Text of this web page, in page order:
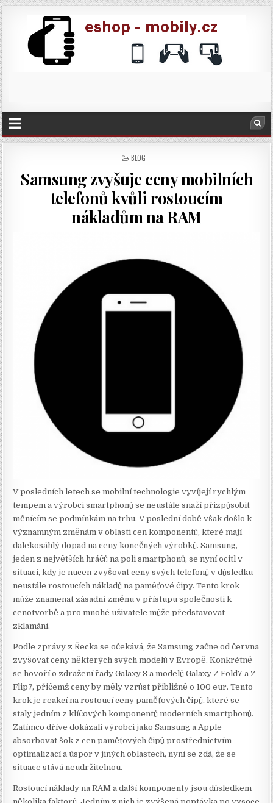
POSTED
BLOG
Samsung zvyšuje ceny mobilních
telefonů kvůli rostoucím
nákladům na RAM
V posledních letech se mobilní technologie vyvíjejí rychlým
tempem a výrobci smartphonů se neustále snaží přizpůsobit
měnícím se podmínkám na trhu. V poslední době však došlo k
významným změnám v oblasti cen komponentů, které mají
dalekosáhlý dopad na ceny konečných výrobků. Samsung,
jeden z největších hráčů na poli smartphonů, se nyní ocitl v
situaci, kdy je nucen zvyšovat ceny svých telefonů v důsledku
neustále rostoucích nákladů na paměťové čipy. Tento krok
může znamenat zásadní změnu v přístupu společnosti k
cenotvorbě a pro mnohé uživatele může představovat
zklamání.
Podle zprávy z Řecka se očekává, že Samsung začne od června
zvyšovat ceny některých svých modelů v Evropě. Konkrétně
se hovoří o zdražení řady Galaxy S a modelů Galaxy Z Fold7 a Z
Flip7, přičemž ceny by měly vzrůst přibližně o 100 eur. Tento
krok je reakcí na rostoucí ceny paměťových čipů, které se
staly jedním z klíčových komponentů moderních smartphonů.
Zatímco dříve dokázali výrobci jako Samsung a Apple
absorbovat šok z cen paměťových čipů prostřednictvím
optimalizací a úspor v jiných oblastech, nyní se zdá, že se
situace stává neudržitelnou.
Rostoucí náklady na RAM a další komponenty jsou důsledkem